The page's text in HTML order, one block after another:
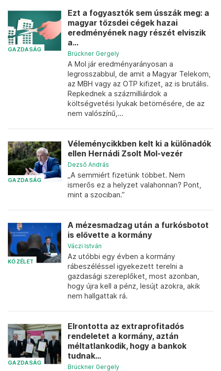
GAZDASÁG
Ezt a fogyasztók sem ússzák meg: a
magyar tőzsdei cégek hazai
eredményének nagy részét elviszik
a...
Brückner Gergely
A Mol jár eredményarányosan a
legrosszabbul, de amit a Magyar Telekom,
az MBH vagy az OTP kifizet, az is brutális.
Repkednek a százmilliárdok a
költségvetési lyukak betömésére, de az
nem valószínű,...
GAZDASÁG
Véleménycikkben kelt ki a különadók
ellen Hernádi Zsolt Mol-vezér
Dezső András
„A semmiért fizetünk többet. Nem
ismerős ez a helyzet valahonnan? Pont,
mint a szociban.”
KÖZÉLET
A mézesmadzag után a furkósbotot
is elővette a kormány
Váczi István
Az utóbbi egy évben a kormány
rábeszéléssel igyekezett terelni a
gazdasági szereplőket, most azonban,
hogy újra kell a pénz, lesújt azokra, akik
nem hallgattak rá.
GAZDASÁG
Elrontotta az extraprofitadós
rendeletet a kormány, aztán
méltatlankodik, hogy a bankok
tudnak...
Brückner Gergely